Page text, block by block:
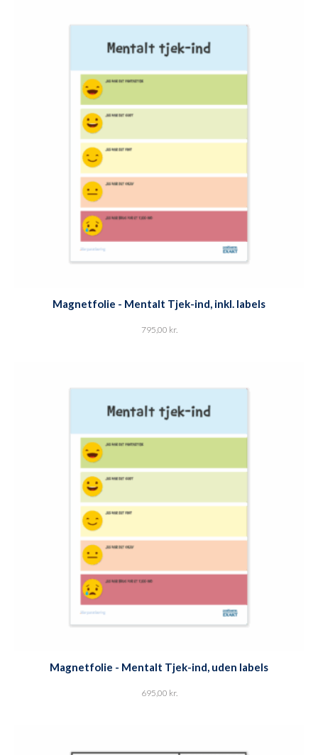
Magnetfolie - Mentalt Tjek-ind, inkl. labels
795,00 kr.
Magnetfolie - Mentalt Tjek-ind, uden labels
695,00 kr.